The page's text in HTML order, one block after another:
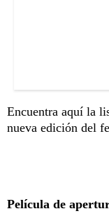
Encuentra aquí la
nueva edición del
Película de